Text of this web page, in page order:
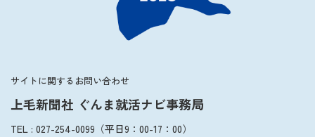
サイトに関するお問い合わせ
上毛新聞社 ぐんま就活ナビ事務局
TEL : 027-254-0099 （平日9：00-17：00）